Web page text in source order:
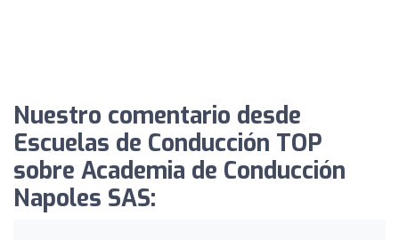
Nuestro comentario desde
Escuelas de Conducción TOP
sobre Academia de Conducción
Napoles SAS: